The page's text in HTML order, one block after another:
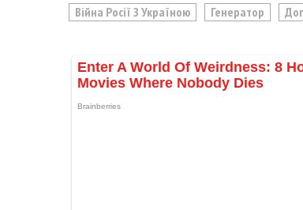
Війна Росії З Україною Генератор